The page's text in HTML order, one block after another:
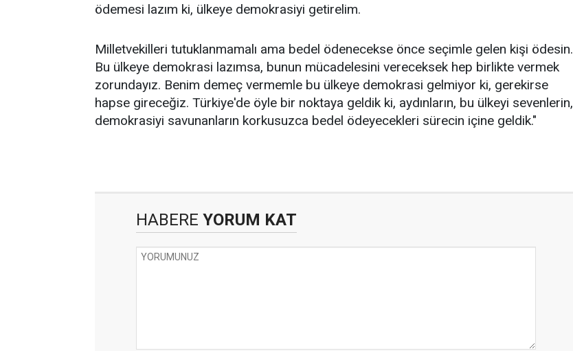
ödemesi lazım ki, ülkeye demokrasiyi getirelim.
Milletvekilleri tutuklanmamalı ama bedel ödenecekse önce seçimle gelen kişi ödesin.
Bu ülkeye demokrasi lazımsa, bunun mücadelesini vereceksek hep birlikte vermek
zorundayız. Benim demeç vermemle bu ülkeye demokrasi gelmiyor ki, gerekirse
hapse gireceğiz. Türkiye'de öyle bir noktaya geldik ki, aydınların, bu ülkeyi sevenlerin,
demokrasiyi savunanların korkusuzca bedel ödeyecekleri sürecin içine geldik."
HABERE YORUM KAT